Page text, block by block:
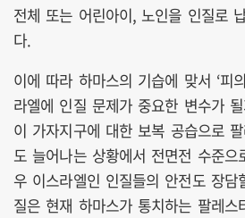
전체 또는 어린아이, 노인을 인질로
다.
이에 따라 하마스의 기습에 맞서 ‘피
라엘에 인질 문제가 중요한 변수가
이 가자지구에 대한 보복 공습으로
도 늘어나는 상황에서 전면전 수준
우 이스라엘인 인질들의 안전도 장
질은 현재 하마스가 통치하는 팔레스